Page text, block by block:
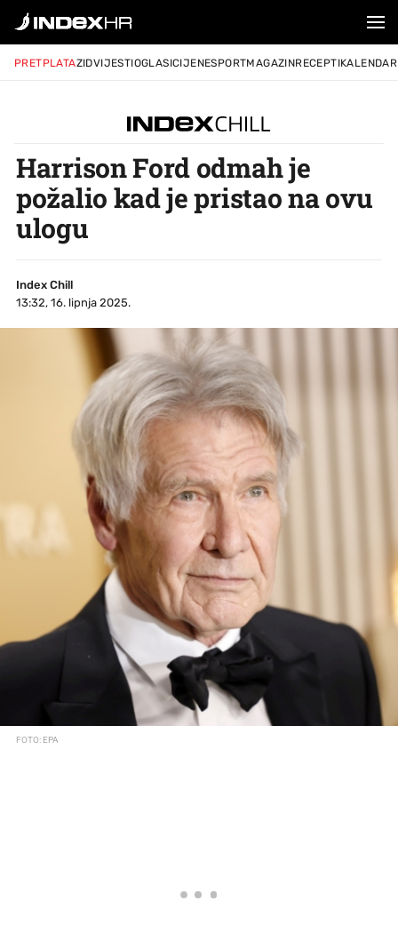
PRETPLATAZIDVIJESTIOGLASICIJENESPORTMAGAZINRECEPTIKALENDAR
Harrison Ford odmah je
požalio kad je pristao na ovu
ulogu
Index Chill
13:32, 16. lipnja 2025.
FOTO: EPA